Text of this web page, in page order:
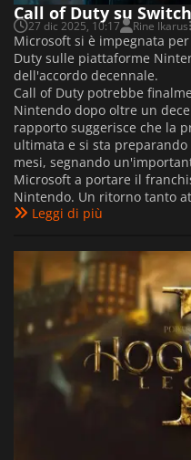
Call of Duty su
27 dic 2025, 10:17 Rine Ikarus
Microsoft si è impegnata
Duty sulle piattaforme
dell'accordo decennale.
Call of Duty potrebbe
Nintendo dopo oltre un
rapporto suggerisce che la
ultimata e si sta
mesi, segnando
Microsoft a portare il
Nintendo. Un ritorno tanto
Leggi di più